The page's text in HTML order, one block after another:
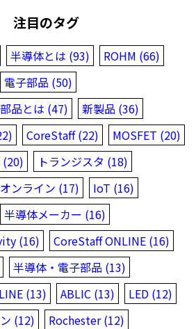
注目のタグ
半導体とは (93)
ROHM (66)
電子部品 (50)
品とは (47)
新製品 (36)
CoreStaff (22)
MOSFET (20)
(20)
トランジスタ (18)
ンライン (17)
IoT (16)
半導体メーカー (16)
(16)
CoreStaff ONLINE (16)
半導体・電子部品 (13)
(13)
ABLIC (13)
LED (12)
(12)
Rochester (12)